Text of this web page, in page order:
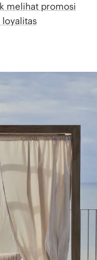
melihat promosi